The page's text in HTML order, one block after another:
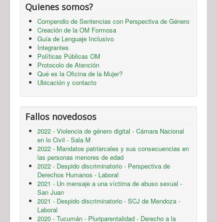
Quienes somos?
Compendio de Sentencias con Perspectiva de Género
Creación de la OM Formosa
Guía de Lenguaje Inclusivo
Integrantes
Políticas Públicas OM
Protocolo de Atención
Qué es la Oficina de la Mujer?
Ubicación y contacto
Fallos novedosos
2022 - Violencia de género digital - Cámara Nacional
en lo Civil - Sala M
2022 - Mandatos patriarcales y sus consecuencias en
las personas menores de edad
2022 - Despido discriminatorio - Perspectiva de
Derechos Humanos - Laboral
2021 - Un mensaje a una víctima de abuso sexual -
San Juan
2021 - Despido discriminatorio - SCJ de Mendoza -
Laboral
2020 - Tucumán - Pluriparentalidad - Derecho a la